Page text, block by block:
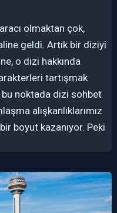
olmaktan çok,
geldi. Artık bir diziyi
o dizi hakkında
tartışmak
bu noktada dizi sohbet
alışkanlıklarımız
boyut kazanıyor. Peki